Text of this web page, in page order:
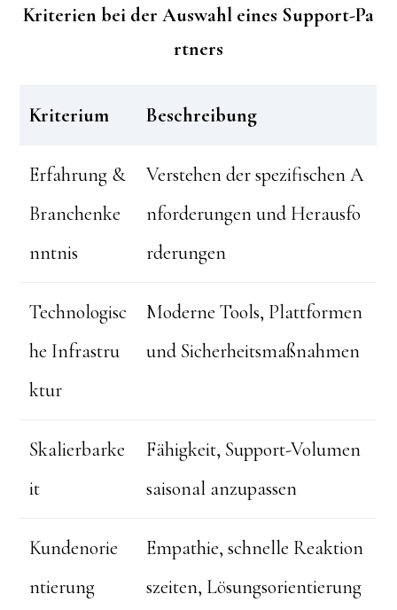
Kriterien bei der Auswahl eines Support-Pa
rtners
Kriterium Beschreibung
Erfahrung &
Branchenke
nntnis
Verstehen der spezifischen A
nforderungen und Herausfo
rderungen
Technologisc
he Infrastru
ktur
Moderne Tools, Plattformen
und Sicherheitsmaßnahmen
Skalierbarke
it
Fähigkeit, Support-Volumen
saisonal anzupassen
Kundenorie
ntierung
Empathie, schnelle Reaktion
szeiten, Lösungsorientierung